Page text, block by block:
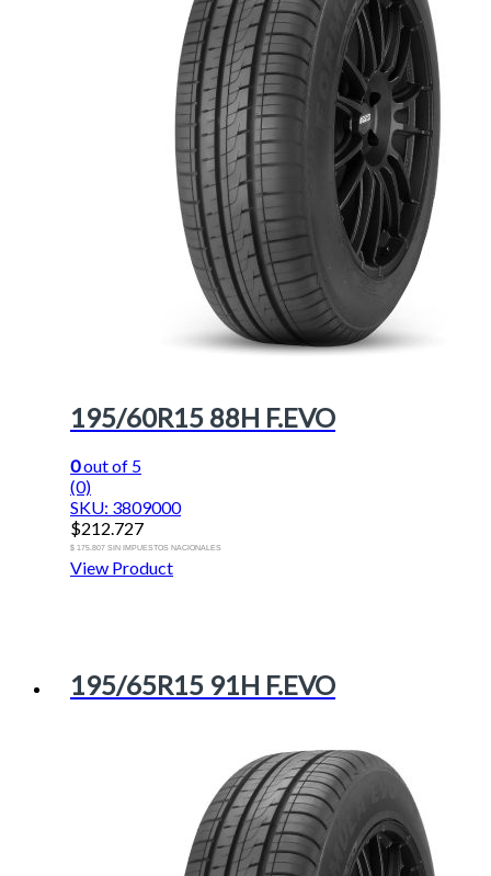
195/60R15 88H F.EVO
0out of 5
(0)
SKU: 3809000
$212.727
$ 175.807 SIN IMPUESTOS NACIONALES
View Product
195/65R15 91H F.EVO